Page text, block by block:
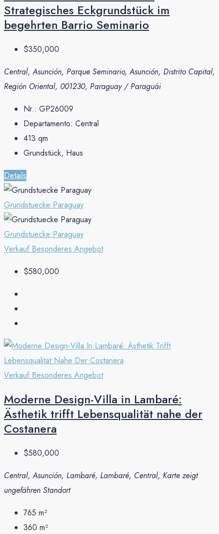
Strategisches Eckgrundstück im
begehrten Barrio Seminario
$350,000
Central, Asunción, Parque Seminario, Asunción, Distrito Capital,
Región Oriental, 001230, Paraguay / Paraguái
Nr.: GP26009
Departamento: Central
413 qm
Grundstück, Haus
Details
Grundstuecke Paraguay
Grundstuecke Paraguay
Verkauf Besonderes Angebot
$580,000
Verkauf Besonderes Angebot
Moderne Design-Villa in Lambaré:
Ästhetik trifft Lebensqualität nahe der
Costanera
$580,000
Central, Asunción, Lambaré, Lambaré, Central, Karte zeigt
ungefähren Standort
765 m²
360 m²